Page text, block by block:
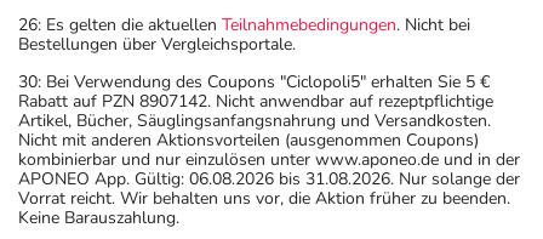
26: Es gelten die aktuellen Teilnahmebedingungen. Nicht bei
Bestellungen über Vergleichsportale.
30: Bei Verwendung des Coupons "Ciclopoli5" erhalten Sie 5 €
Rabatt auf PZN 8907142. Nicht anwendbar auf rezeptpflichtige
Artikel, Bücher, Säuglingsanfangsnahrung und Versandkosten.
Nicht mit anderen Aktionsvorteilen (ausgenommen Coupons)
kombinierbar und nur einzulösen unter www.aponeo.de und in der
APONEO App. Gültig: 06.08.2026 bis 31.08.2026. Nur solange der
Vorrat reicht. Wir behalten uns vor, die Aktion früher zu beenden.
Keine Barauszahlung.